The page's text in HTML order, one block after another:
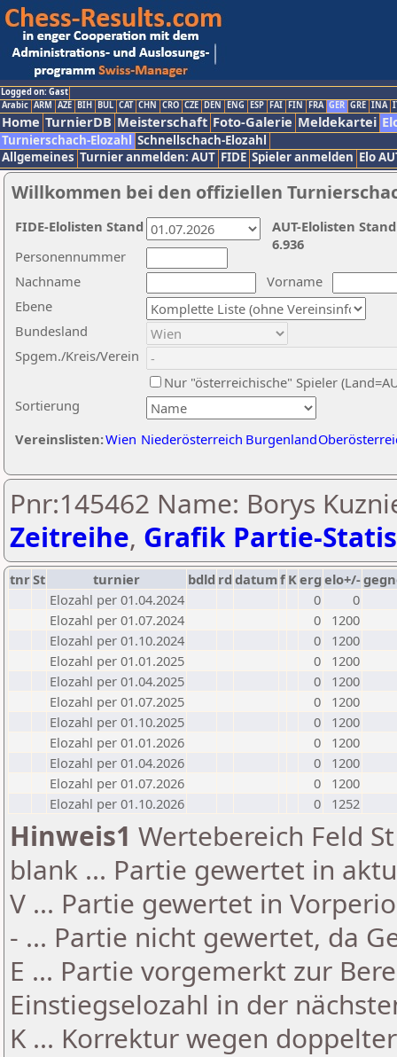
Logged on: Gast
Arabic ARM AZE BIH BUL CAT CHN CRO CZE DEN ENG ESP FAI FIN FRA GER GRE INA
Home TurnierDB Meisterschaft Foto-Galerie Meldekartei
Turnierschach-Elozahl Schnellschach-Elozahl
Allgemeines Turnier anmelden: AUT FIDE Spieler anmelden Elo
Willkommen bei den offiziellen
Nachname
Vorname
Ebene
Sortierung
Personennummer
Bundesland
Spgem./Kreis/Verein
Nur "österreichische" Spieler
Vereinslisten:Wien Niederösterreich Burgenland
AUT-Elolisten
6.936
FIDE-Elolisten Stand
Pnr:145462 Name: Borys
Zeitreihe, Grafik Partie-
tnrSt turnier bdld rd datumf Kerg elo+/-
Elozahl per 01.04.2024
0
0
Elozahl per 01.07.2024
0
1200
Elozahl per 01.10.2024
0
1200
Elozahl per 01.01.2025
0
1200
Elozahl per 01.04.2025
0
1200
Elozahl per 01.07.2025
0
1200
Elozahl per 01.10.2025
0
1200
Elozahl per 01.01.2026
0
1200
Elozahl per 01.04.2026
0
1200
Elozahl per 01.07.2026
0
1200
Elozahl per 01.10.2026
0 1252
Hinweis1 Wertebereich Feld
blank ... Partie gewertet in
V ... Partie gewertet in
- ... Partie nicht gewertet, da
E ... Partie vorgemerkt zur
Einstiegselozahl in der
K ... Korrektur wegen